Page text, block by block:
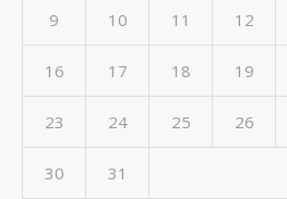
9 10 11 12
16 17 18 19
23 24 25 26
30 31